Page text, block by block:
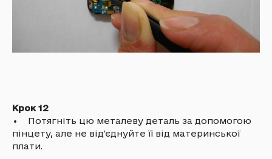
Крок 12
• Потягніть цю металеву деталь за допомогою
пінцету, але не від'єднуйте її від материнської
плати.